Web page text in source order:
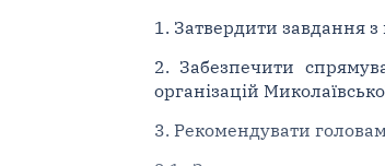
1. Затвердити завдання з
2. Забезпечити
організацій
3. Рекомендувати